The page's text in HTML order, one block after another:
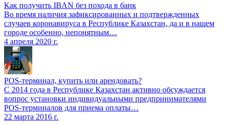
Как получить IBAN без похода в банк
Во время наличия зафиксированных и подтвержденных
случаев коронавируса в Республике Казахстан, да и в нашем
городе особенно, непонятным…
4 апреля 2020 г.
POS-терминал, купить или арендовать?
С 2014 года в Республике Казахстан активно обсуждается
вопрос установки индивидуальными предпринимателями
POS-терминалов для приема оплаты…
22 марта 2016 г.